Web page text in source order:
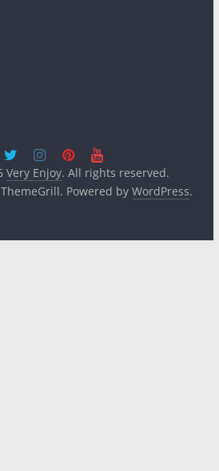
Very Enjoy. All rights reserved.
Powered by WordPress.